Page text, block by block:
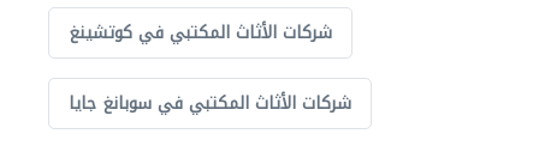
شركات الأثاث المكتبي في كوتشينغ
شركات الأثاث المكتبي في سوبانغ جايا